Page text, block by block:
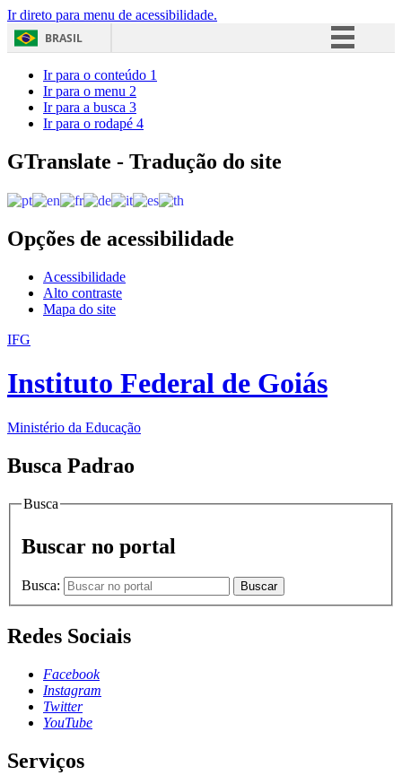
Ir direto para menu de acessibilidade.
BRASIL
Acesso à informação
Ir para o conteúdo 1
Ir para o menu 2
Ir para a busca 3
Ir para o rodapé 4
GTranslate - Tradução do site
Opções de acessibilidade
Acessibilidade
Alto contraste
Mapa do site
IFG
Instituto Federal de Goiás
Ministério da Educação
Busca Padrao
Busca
Buscar no portal
Busca: Buscar
Redes Sociais
Facebook
Instagram
Twitter
YouTube
Serviços